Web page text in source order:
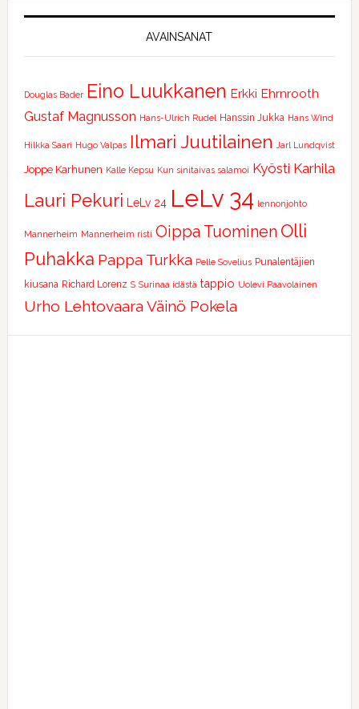
AVAINSANAT
Douglas Bader Eino Luukkanen Erkki Ehrnrooth
Gustaf Magnusson Hans-Ulrich Rudel Hanssin Jukka Hans Wind
Hilkka Saari Hugo Valpas Ilmari Juutilainen Jarl Lundqvist
Joppe Karhunen Kalle Kepsu Kun sinitaivas salamoi Kyösti Karhila
Lauri Pekuri LeLv 24 LeLv 34 lennonjohto
Mannerheim Mannerheim risti Oippa Tuominen Olli
Puhakka Pappa Turkka Pelle Sovelius Punalentäjien
kiusana Richard Lorenz S Surinaa idästä tappio Uolevi Paavolainen
Urho Lehtovaara Väinö Pokela